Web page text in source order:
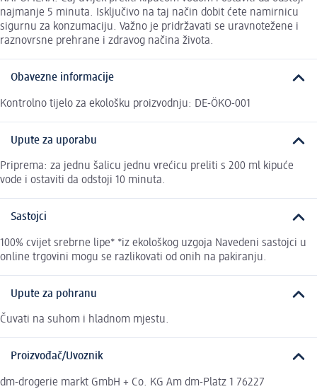
najmanje 5 minuta. Isključivo na taj način dobit ćete namirnicu
sigurnu za konzumaciju. Važno je pridržavati se uravnotežene i
raznovrsne prehrane i zdravog načina života.
Obavezne informacije
Kontrolno tijelo za ekološku proizvodnju: DE-ÖKO-001
Upute za uporabu
Priprema: za jednu šalicu jednu vrećicu preliti s 200 ml kipuće
vode i ostaviti da odstoji 10 minuta.
Sastojci
100% cvijet srebrne lipe* *iz ekološkog uzgoja Navedeni sastojci u
online trgovini mogu se razlikovati od onih na pakiranju.
Upute za pohranu
Čuvati na suhom i hladnom mjestu.
Proizvođač/Uvoznik
dm-drogerie markt GmbH + Co. KG Am dm-Platz 1 76227